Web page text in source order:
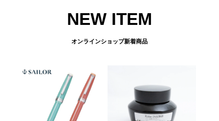
NEW ITEM
オンラインショップ新着商品